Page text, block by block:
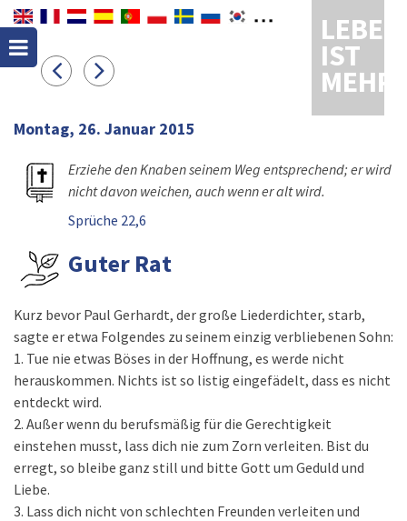
LEBEN
IST
MEHR
Montag, 26. Januar 2015
Erziehe den Knaben seinem Weg entsprechend; er wird
nicht davon weichen, auch wenn er alt wird.
Sprüche 22,6
Guter Rat
Kurz bevor Paul Gerhardt, der große Liederdichter, starb,
sagte er etwa Folgendes zu seinem einzig verbliebenen Sohn:
1. Tue nie etwas Böses in der Hoffnung, es werde nicht
herauskommen. Nichts ist so listig eingefädelt, dass es nicht
entdeckt wird.
2. Außer wenn du berufsmäßig für die Gerechtigkeit
einstehen musst, lass dich nie zum Zorn verleiten. Bist du
erregt, so bleibe ganz still und bitte Gott um Geduld und
Liebe.
3. Lass dich nicht von schlechten Freunden verleiten und